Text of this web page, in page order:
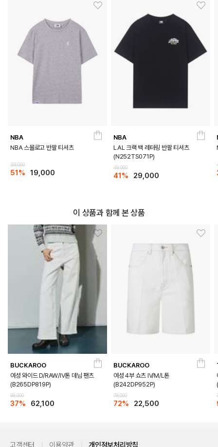
NBA
NBA 스몰로고 반팔 티셔츠
39,000
51% 19,000
NBA
LAL 크랙 백 레터링 반팔 티셔츠
(N252TS071P)
49,000
41% 29,000
이 상품과 함께 본 상품
BUCKAROO
여성 와이드 D/RAW/IV톤 데님 팬츠
(B265DP819P)
99,000
37% 62,100
BUCKAROO
여성 4부 쇼츠 IV/M/L톤
(B242DP952P)
79,000
72% 22,500
고객센터 이용약관 개인정보처리방침